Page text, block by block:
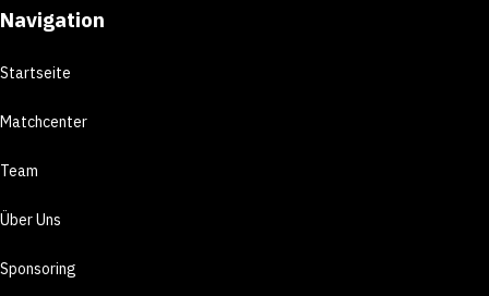
Navigation
Startseite
Matchcenter
Team
Über Uns
Sponsoring